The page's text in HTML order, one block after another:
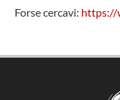
Forse cercavi: https://